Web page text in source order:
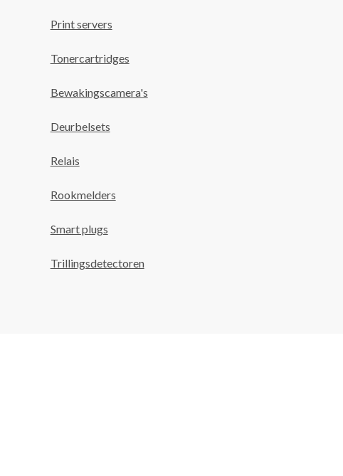
Print servers
Tonercartridges
Bewakingscamera's
Deurbelsets
Relais
Rookmelders
Smart plugs
Trillingsdetectoren